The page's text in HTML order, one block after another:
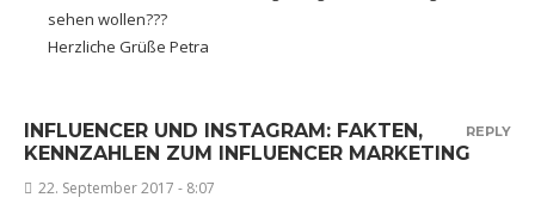
sehen wollen???
Herzliche Grüße Petra
INFLUENCER UND INSTAGRAM: FAKTEN,
KENNZAHLEN ZUM INFLUENCER MARKETING
22. September 2017 - 8:07
REPLY